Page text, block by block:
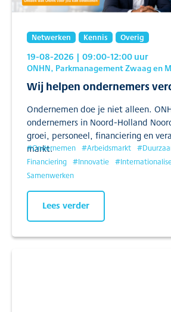
Netwerken Kennis Overig
19-08-2026 | 09:00-12:00uur
ONHN, Parkmanagement Zwaag en
Wij helpen ondernemers
Ondernemen doe je niet alleen.
ondernemers in Noord-Holland
groei, personeel, financiering en
markt.
#Ondernemen #Arbeidsmarkt #
Financiering #Innovatie #
Samenwerken
Lees verder